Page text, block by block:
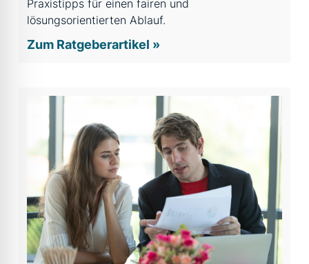
Praxistipps für einen fairen und
lösungsorientierten Ablauf.
Zum Ratgeberartikel »